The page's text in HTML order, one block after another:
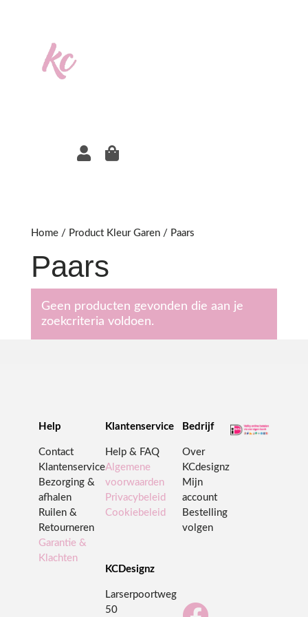
 
Home/ Product Kleur Garen / Paars
Paars
Geen producten gevonden die aan je
zoekcriteria voldoen.
Help
Contact
Klantenservice
Bezorging &
afhalen
Ruilen &
Retourneren
Garantie &
Klachten
Klantenservice
Help & FAQ
Algemene
voorwaarden
Privacybeleid
Cookiebeleid
KCDesignz
Larserpoortweg
50
Bedrijf
Over
KCdesignz
Mijn
account
Bestelling
volgen